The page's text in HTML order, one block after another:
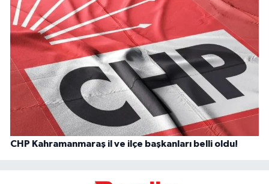
CHP Kahramanmaraş il ve ilçe başkanları belli oldu!